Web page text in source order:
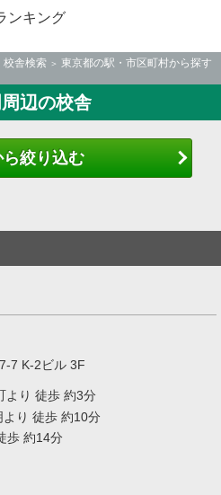
ンキング
校舎検索
東京都の駅・市区町村から探す
辺の校舎
ら絞り込む
7 K-2ビル 3F
より 徒歩 約3分
り 徒歩 約10分
歩 約14分